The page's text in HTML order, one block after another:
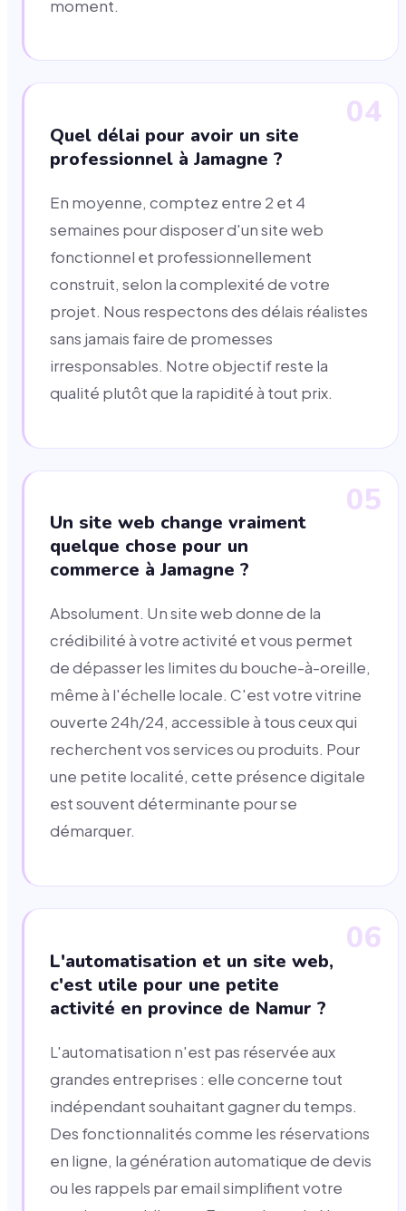
moment.
04
Quel délai pour avoir un site
professionnel à Jamagne ?
En moyenne, comptez entre 2 et 4
semaines pour disposer d'un site web
fonctionnel et professionnellement
construit, selon la complexité de votre
projet. Nous respectons des délais réalistes
sans jamais faire de promesses
irresponsables. Notre objectif reste la
qualité plutôt que la rapidité à tout prix.
05
Un site web change vraiment
quelque chose pour un
commerce à Jamagne ?
Absolument. Un site web donne de la
crédibilité à votre activité et vous permet
de dépasser les limites du bouche-à-oreille,
même à l'échelle locale. C'est votre vitrine
ouverte 24h/24, accessible à tous ceux qui
recherchent vos services ou produits. Pour
une petite localité, cette présence digitale
est souvent déterminante pour se
démarquer.
06
L'automatisation et un site web,
c'est utile pour une petite
activité en province de Namur ?
L'automatisation n'est pas réservée aux
grandes entreprises : elle concerne tout
indépendant souhaitant gagner du temps.
Des fonctionnalités comme les réservations
en ligne, la génération automatique de devis
ou les rappels par email simplifient votre